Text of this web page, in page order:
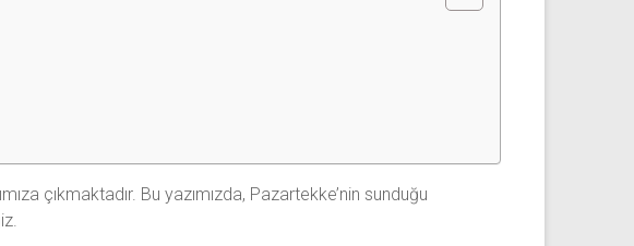
çıkmaktadır. Bu yazımızda, Pazartekke’nin sunduğu